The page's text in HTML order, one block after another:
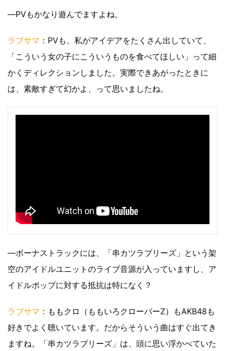
―PVもかなり遊んでますよね。
ラブサマ ：PVも、私がアイデアをたくさん出していて、
「こういう女の子にこういうものを食べてほしい」って細
かくディレクションしました。実際できあがったときに
は、素敵すぎて幻かよ、って思いましたね。
―ボーナストラックには、「串カツラブリーズ」という架
空のアイドルユニットのライブ音源が入っていますし、ア
イドルポップに対する抵抗は特になく？
ラブサマ ：ももクロ（ももいろクローバーZ）もAKB48も
好きでよく聴いています。だからそういう曲はすぐ出てき
ますね。「串カツラブリーズ」は、頭に思い浮かべていた